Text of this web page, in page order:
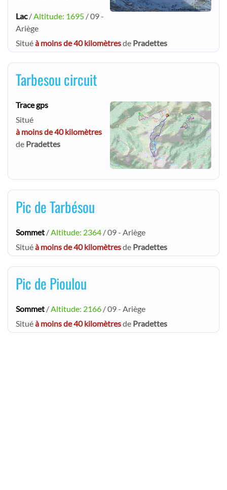
Lac/Altitude: 1695 / 09 -
Ariège
Situéà moins de 40 kilomètresde Pradettes
Tarbesou circuit
Trace gps
Situé
à moins de 40 kilomètres
de Pradettes
Pic de Tarbésou
Sommet /Altitude: 2364 / 09 - Ariège
Situéà moins de 40 kilomètresde Pradettes
Pic de Pioulou
Sommet /Altitude: 2166 / 09 - Ariège
Situéà moins de 40 kilomètresde Pradettes